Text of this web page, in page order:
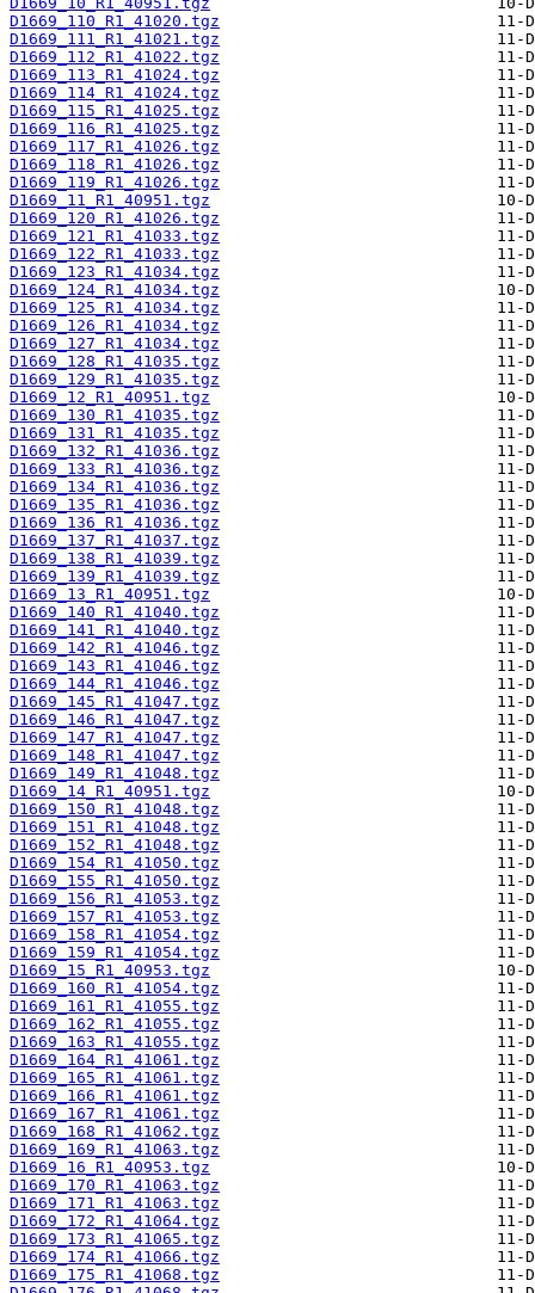
D1669_110_R1_41020.tgz
D1669_111_R1_41021.tgz
D1669_112_R1_41022.tgz
D1669_113_R1_41024.tgz
D1669_114_R1_41024.tgz
D1669_115_R1_41025.tgz
D1669_116_R1_41025.tgz
D1669_117_R1_41026.tgz
D1669_118_R1_41026.tgz
D1669_119_R1_41026.tgz
D1669_11_R1_40951.tgz
D1669_120_R1_41026.tgz
D1669_121_R1_41033.tgz
D1669_122_R1_41033.tgz
D1669_123_R1_41034.tgz
D1669_124_R1_41034.tgz
D1669_125_R1_41034.tgz
D1669_126_R1_41034.tgz
D1669_127_R1_41034.tgz
D1669_128_R1_41035.tgz
D1669_129_R1_41035.tgz
D1669_12_R1_40951.tgz
D1669_130_R1_41035.tgz
D1669_131_R1_41035.tgz
D1669_132_R1_41036.tgz
D1669_133_R1_41036.tgz
D1669_134_R1_41036.tgz
D1669_135_R1_41036.tgz
D1669_136_R1_41036.tgz
D1669_137_R1_41037.tgz
D1669_138_R1_41039.tgz
D1669_139_R1_41039.tgz
D1669_13_R1_40951.tgz
D1669_140_R1_41040.tgz
D1669_141_R1_41040.tgz
D1669_142_R1_41046.tgz
D1669_143_R1_41046.tgz
D1669_144_R1_41046.tgz
D1669_145_R1_41047.tgz
D1669_146_R1_41047.tgz
D1669_147_R1_41047.tgz
D1669_148_R1_41047.tgz
D1669_149_R1_41048.tgz
D1669_14_R1_40951.tgz
D1669_150_R1_41048.tgz
D1669_151_R1_41048.tgz
D1669_152_R1_41048.tgz
D1669_154_R1_41050.tgz
D1669_155_R1_41050.tgz
D1669_156_R1_41053.tgz
D1669_157_R1_41053.tgz
D1669_158_R1_41054.tgz
D1669_159_R1_41054.tgz
D1669_15_R1_40953.tgz
D1669_160_R1_41054.tgz
D1669_161_R1_41055.tgz
D1669_162_R1_41055.tgz
D1669_163_R1_41055.tgz
D1669_164_R1_41061.tgz
D1669_165_R1_41061.tgz
D1669_166_R1_41061.tgz
D1669_167_R1_41061.tgz
D1669_168_R1_41062.tgz
D1669_169_R1_41063.tgz
D1669_16_R1_40953.tgz
D1669_170_R1_41063.tgz
D1669_171_R1_41063.tgz
D1669_172_R1_41064.tgz
D1669_173_R1_41065.tgz
D1669_174_R1_41066.tgz
D1669_175_R1_41068.tgz